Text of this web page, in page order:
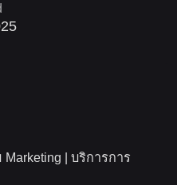
| บริการการ